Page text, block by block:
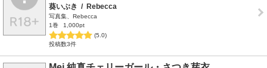
葵いぶき / Rebecca
写真集、Rebecca
1巻
1,000pt
(5.0)
投稿数3件